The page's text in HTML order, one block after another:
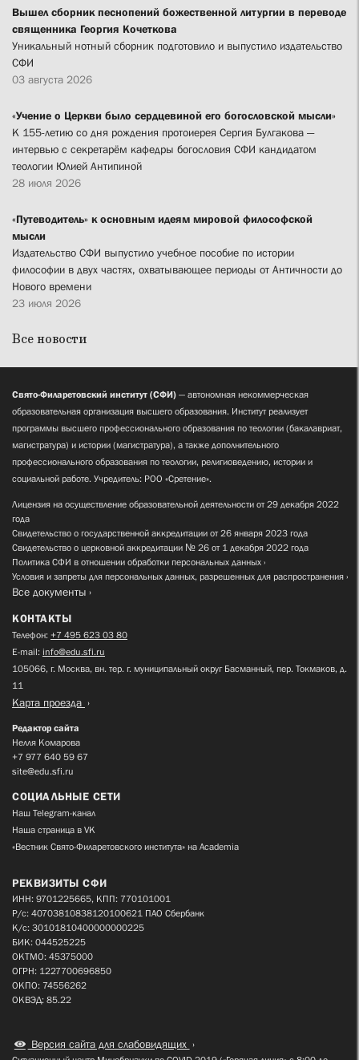
Вышел сборник песнопений божественной литургии в переводе
священника Георгия Кочеткова
Уникальный нотный сборник подготовило и выпустило издательство
СФИ
03 августа 2026
«Учение о Церкви было сердцевиной его богословской мысли»
К 155-летию со дня рождения протоиерея Сергия Булгакова —
интервью с секретарём кафедры богословия СФИ кандидатом
теологии Юлией Антипиной
28 июля 2026
«Путеводитель» к основным идеям мировой философской
мысли
Издательство СФИ выпустило учебное пособие по истории
философии в двух частях, охватывающее периоды от Античности до
Нового времени
23 июля 2026
Все новости
Свято-Филаретовский институт (СФИ) — автономная некоммерческая
образовательная организация высшего образования. Институт реализует
программы высшего профессионального образования по теологии (бакалавриат,
магистратура) и истории (магистратура), а также дополнительного
профессионального образования по теологии, религиоведению, истории и
социальной работе. Учредитель: РОО «Сретение».
Лицензия на осуществление образовательной деятельности от 29 декабря 2022
года
Свидетельство о государственной аккредитации от 26 января 2023 года
Свидетельство о церковной аккредитации № 26 от 1 декабря 2022 года
Политика СФИ в отношении обработки персональных данных
Условия и запреты для персональных данных, разрешенных для распространения
Все документы
КОНТАКТЫ
Телефон: +7 495 623 03 80
E-mail: info@edu.sfi.ru
105066, г. Москва, вн. тер. г. муниципальный округ Басманный, пер. Токмаков, д.
11
Карта проезда
Редактор сайта
Нелля Комарова
+7 977 640 59 67
site@edu.sfi.ru
СОЦИАЛЬНЫЕ СЕТИ
Наш Telegram-канал
Наша страница в VK
«Вестник Свято-Филаретовского института» на Academia
РЕКВИЗИТЫ СФИ
ИНН: 9701225665, КПП: 770101001
Р/с: 40703810838120100621 ПАО Сбербанк
К/с: 30101810400000000225
БИК: 044525225
ОКТМО: 45375000
ОГРН: 1227700696850
ОКПО: 74556262
ОКВЭД: 85.22
Версия сайта для слабовидящих